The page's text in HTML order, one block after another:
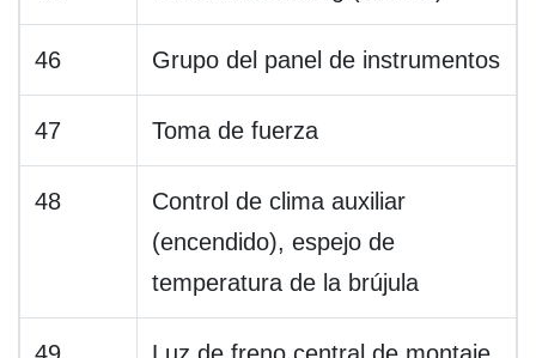
46 Grupo del panel de instrumentos
47 Toma de fuerza
48
Control de clima auxiliar
(encendido), espejo de
temperatura de la brújula